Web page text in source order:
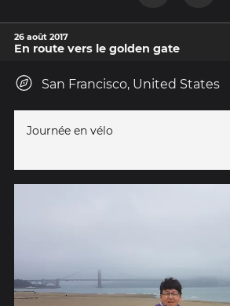
26 août 2017
En route vers le golden gate
San Francisco, United States
Journée en vélo